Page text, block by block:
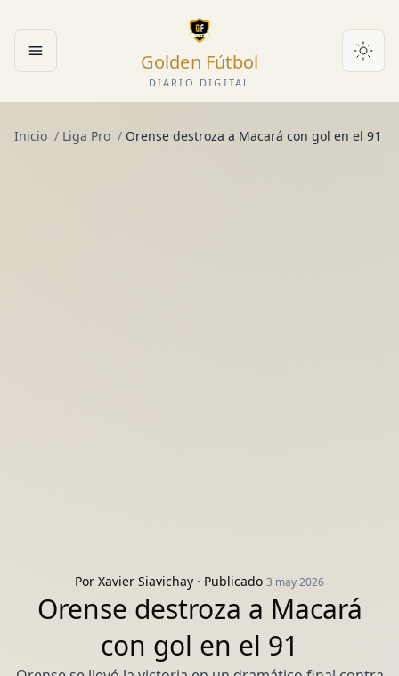
Abrir menú Golden Fútbol
DIARIO DIGITAL
Inicio / Liga Pro / Orense destroza a Macará con gol en el 91
Por Xavier Siavichay · Publicado 3 may 2026
Orense destroza a Macará
con gol en el 91